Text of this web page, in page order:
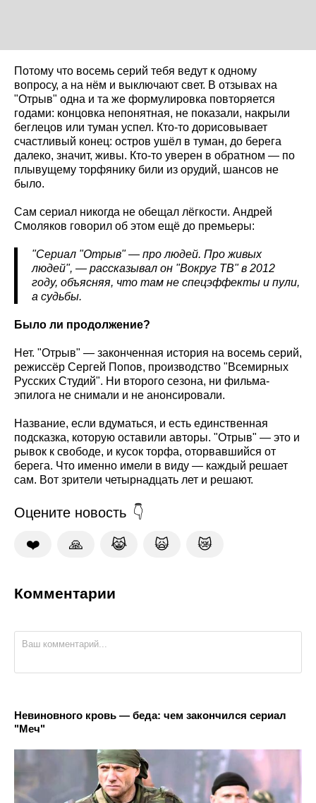
Потому что восемь серий тебя ведут к одному
вопросу, а на нём и выключают свет. В отзывах на
"Отрыв" одна и та же формулировка повторяется
годами: концовка непонятная, не показали, накрыли
беглецов или туман успел. Кто-то дорисовывает
счастливый конец: остров ушёл в туман, до берега
далеко, значит, живы. Кто-то уверен в обратном — по
плывущему торфянику били из орудий, шансов не
было.
Сам сериал никогда не обещал лёгкости. Андрей
Смоляков говорил об этом ещё до премьеры:
"Сериал "Отрыв" — про людей. Про живых
людей", — рассказывал он "Вокруг ТВ" в 2012
году, объясняя, что там не спецэффекты и пули,
а судьбы.
Было ли продолжение?
Нет. "Отрыв" — законченная история на восемь серий,
режиссёр Сергей Попов, производство "Всемирных
Русских Студий". Ни второго сезона, ни фильма-
эпилога не снимали и не анонсировали.
Название, если вдуматься, и есть единственная
подсказка, которую оставили авторы. "Отрыв" — это и
рывок к свободе, и кусок торфа, оторвавшийся от
берега. Что именно имели в виду — каждый решает
сам. Вот зрители четырнадцать лет и решают.
Оцените новость
❤️ 🙏 😹 🙀 😿
Комментарии
Невиновного кровь — беда: чем закончился сериал
"Меч"